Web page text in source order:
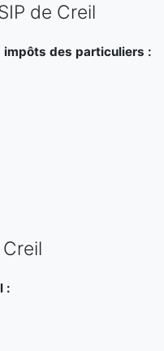
de Creil
impôts des particuliers :
: